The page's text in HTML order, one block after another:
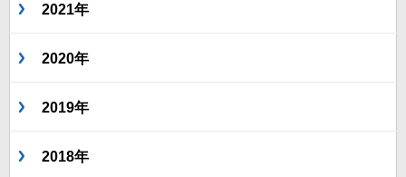
2021年
2020年
2019年
2018年